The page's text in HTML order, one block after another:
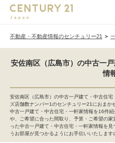
不動産・不動産情報のセンチュリー21
安佐南区（広島市）の中古一
情
安佐南区（広島市）の中古一戸建て・中古住
ズ店舗数ナンバー1のセンチュリー21におま
中古一戸建て・中古住宅・一軒家情報を16件
や、ご希望に合った間取り、予算・ご希望の
った中古一戸建て・中古住宅・一軒家情報を
うお部屋が見つかるようにお手伝いいたします